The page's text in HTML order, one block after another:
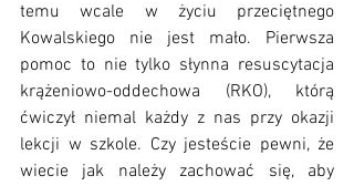
temu wcale w życiu przeciętnego
Kowalskiego nie jest mało. Pierwsza
pomoc to nie tylko słynna resuscytacja
krążeniowo-oddechowa (RKO), którą
ćwiczył niemal każdy z nas przy okazji
lekcji w szkole. Czy jesteście pewni, że
wiecie jak należy zachować się, aby